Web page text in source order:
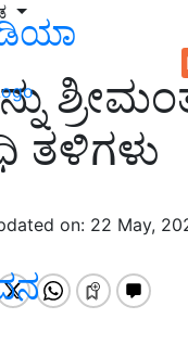
ತಳಿಗಳು
on: 22 May,